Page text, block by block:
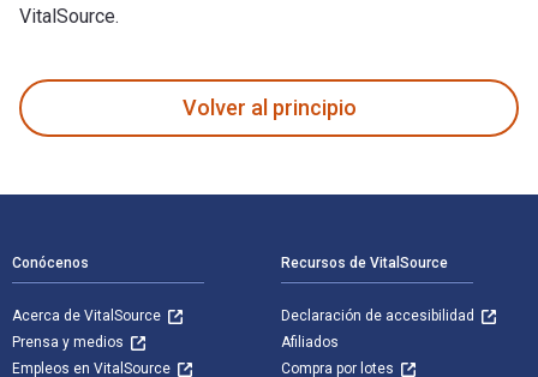
VitalSource.
Volver al principio
Conócenos
Acerca de VitalSource
Prensa y medios
Empleos en VitalSource
Recursos de VitalSource
Declaración de accesibilidad
Afiliados
Compra por lotes